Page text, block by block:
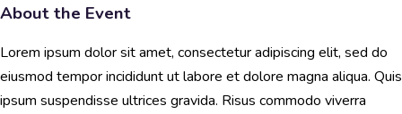
About the Event
Lorem ipsum dolor sit amet, consectetur adipiscing elit, sed do
eiusmod tempor incididunt ut labore et dolore magna aliqua. Quis
ipsum suspendisse ultrices gravida. Risus commodo viverra